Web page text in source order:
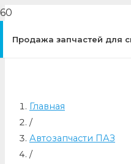
Продажа запчастей для
Главная
/
Автозапчасти ПАЗ
/